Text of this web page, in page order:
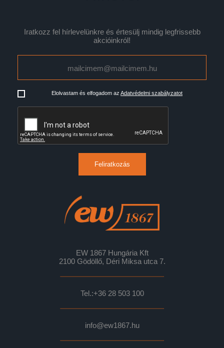
Iratkozz fel hírlevelünkre és értesülj mindig legfrissebb
akcióinkról!
Elolvastam és elfogadom az Adatvédelmi szabályzatot
Feliratkozás
EW 1867 Hungária Kft
2100 Gödöllő, Déri Miksa utca 7.
Tel.:+36 28 503 100
info@ew1867.hu